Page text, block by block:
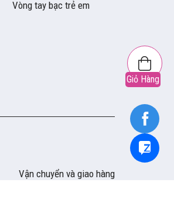
Giỏ Hàng
Vòng tay bạc trẻ em
Vận chuyển và giao hàng